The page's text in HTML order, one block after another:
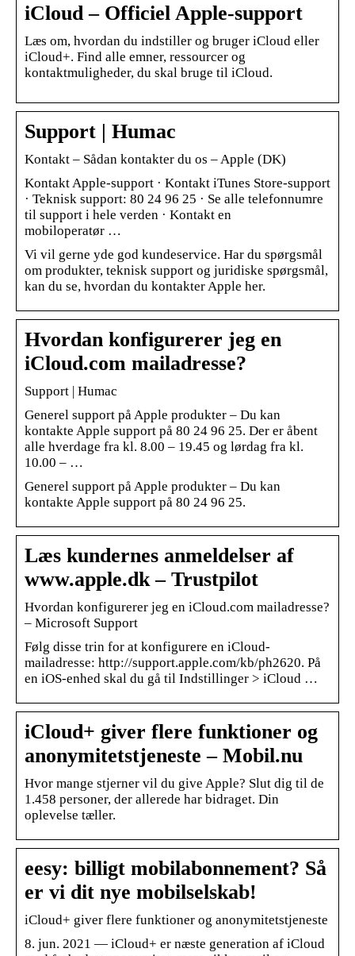
iCloud – Officiel Apple-support
Læs om, hvordan du indstiller og bruger iCloud eller
iCloud+. Find alle emner, ressourcer og
kontaktmuligheder, du skal bruge til iCloud.
Support | Humac
Kontakt – Sådan kontakter du os – Apple (DK)
Kontakt Apple-support · Kontakt iTunes Store-support
· Teknisk support: 80 24 96 25 · Se alle telefonnumre
til support i hele verden · Kontakt en
mobiloperatør …
Vi vil gerne yde god kundeservice. Har du spørgsmål
om produkter, teknisk support og juridiske spørgsmål,
kan du se, hvordan du kontakter Apple her.
Hvordan konfigurerer jeg en
iCloud.com mailadresse?
Support | Humac
Generel support på Apple produkter – Du kan
kontakte Apple support på 80 24 96 25. Der er åbent
alle hverdage fra kl. 8.00 – 19.45 og lørdag fra kl.
10.00 – …
Generel support på Apple produkter – Du kan
kontakte Apple support på 80 24 96 25.
Læs kundernes anmeldelser af
www.apple.dk – Trustpilot
Hvordan konfigurerer jeg en iCloud.com mailadresse?
– Microsoft Support
Følg disse trin for at konfigurere en iCloud-
mailadresse: http://support.apple.com/kb/ph2620. På
en iOS-enhed skal du gå til Indstillinger > iCloud …
iCloud+ giver flere funktioner og
anonymitetstjeneste – Mobil.nu
Hvor mange stjerner vil du give Apple? Slut dig til de
1.458 personer, der allerede har bidraget. Din
oplevelse tæller.
eesy: billigt mobilabonnement? Så
er vi dit nye mobilselskab!
iCloud+ giver flere funktioner og anonymitetstjeneste
8. jun. 2021 — iCloud+ er næste generation af iCloud